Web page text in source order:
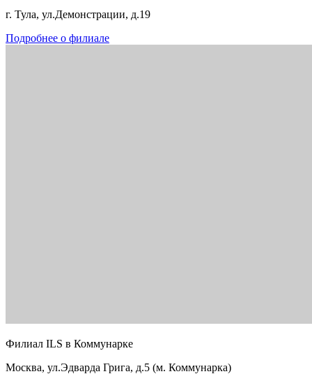
г. Тула, ул.Демонстрации, д.19
Подробнее о филиале
Филиал ILS в Коммунарке
Москва, ул.Эдварда Грига, д.5 (м. Коммунарка)